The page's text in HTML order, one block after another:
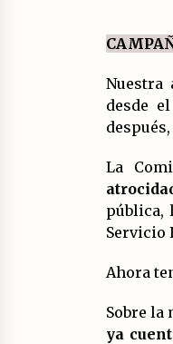
Nuestra
desde
La
pública,
Servicio
Ahora
Sobre la
ya